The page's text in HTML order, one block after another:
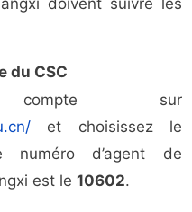
doivent suivre les
du CSC
sur
et choisissez le
d’agent de
est le10602.